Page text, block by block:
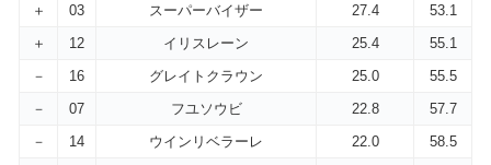
＋
03 スーパーバイザー 27.4
53.1
＋
12 イリスレーン 25.4
55.1
－
16 グレイトクラウン 25.0
55.5
－
07 フユソウビ 22.8
57.7
－
14 ウインリベラーレ 22.0 58.5